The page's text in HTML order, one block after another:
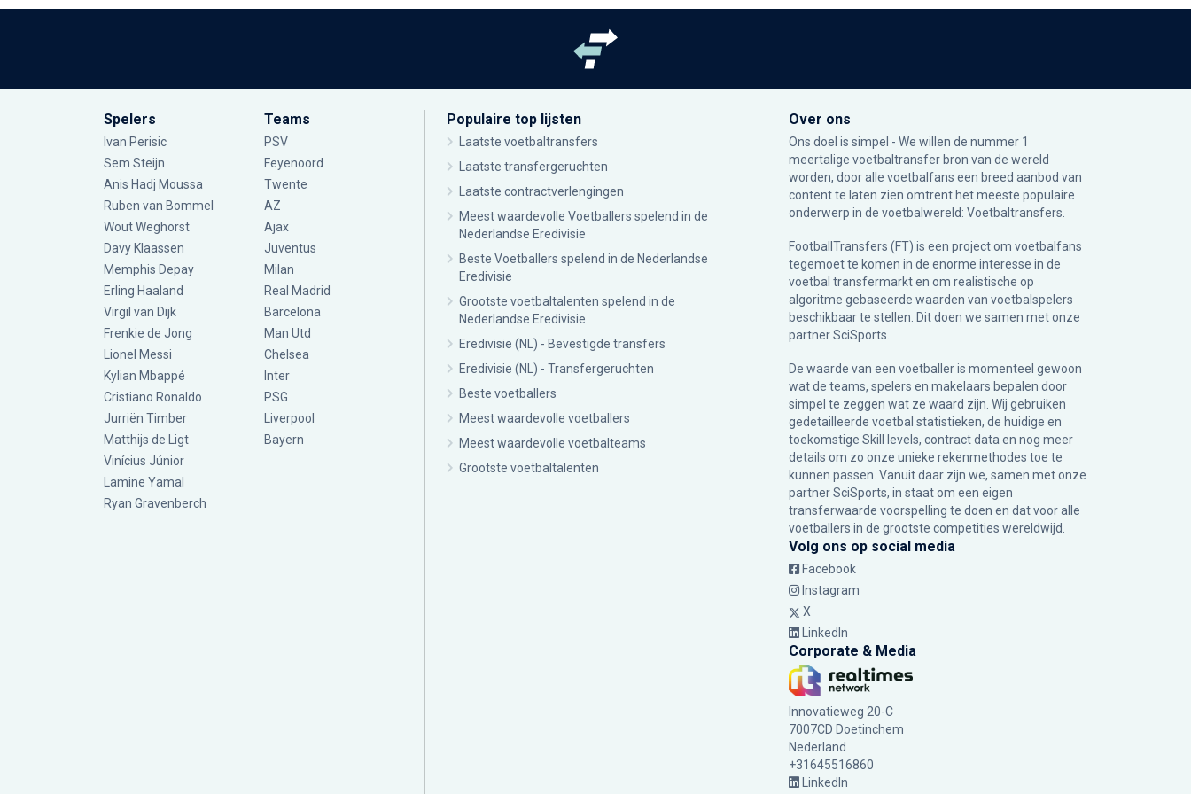
Spelers
Ivan Perisic
Sem Steijn
Anis Hadj Moussa
Ruben van Bommel
Wout Weghorst
Davy Klaassen
Memphis Depay
Erling Haaland
Virgil van Dijk
Frenkie de Jong
Lionel Messi
Kylian Mbappé
Cristiano Ronaldo
Jurriën Timber
Matthijs de Ligt
Vinícius Júnior
Lamine Yamal
Ryan Gravenberch
Teams
PSV
Feyenoord
Twente
AZ
Ajax
Juventus
Milan
Real Madrid
Barcelona
Man Utd
Chelsea
Inter
PSG
Liverpool
Bayern
Populaire top lijsten
Laatste voetbaltransfers
Laatste transfergeruchten
Laatste contractverlengingen
Meest waardevolle Voetballers spelend in de
Nederlandse Eredivisie
Beste Voetballers spelend in de Nederlandse
Eredivisie
Grootste voetbaltalenten spelend in de
Nederlandse Eredivisie
Eredivisie (NL) - Bevestigde transfers
Eredivisie (NL) - Transfergeruchten
Beste voetballers
Meest waardevolle voetballers
Meest waardevolle voetbalteams
Grootste voetbaltalenten
Over ons
Ons doel is simpel - We willen de nummer 1
meertalige voetbaltransfer bron van de wereld
worden, door alle voetbalfans een breed aanbod van
content te laten zien omtrent het meeste populaire
onderwerp in de voetbalwereld: Voetbaltransfers.
FootballTransfers (FT) is een project om voetbalfans
tegemoet te komen in de enorme interesse in de
voetbal transfermarkt en om realistische op
algoritme gebaseerde waarden van voetbalspelers
beschikbaar te stellen. Dit doen we samen met onze
partnerSciSports
De waarde van een voetballer is momenteel gewoon
wat de teams, spelers en makelaars bepalen door
simpel te zeggen wat ze waard zijn. Wij gebruiken
gedetailleerde voetbal statistieken, de huidige en
toekomstige Skill levels, contract data en nog meer
details om zo onze unieke rekenmethodes toe te
kunnen passen. Vanuit daar zijn we, samen met onze
partner SciSports, in staat om een eigen
transferwaarde voorspelling te doen en dat voor alle
voetballers in de grootste competities wereldwijd.
Volg ons op social media
Facebook
Instagram
X
LinkedIn
Corporate & Media
Innovatieweg 20-C
7007CD Doetinchem
Nederland
+31645516860
LinkedIn